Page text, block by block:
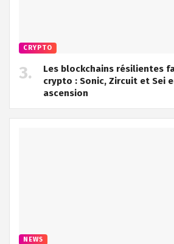
CRYPTO
Les blockchains résilientes
crypto : Sonic, Zircuit et Sei
ascension
NEWS